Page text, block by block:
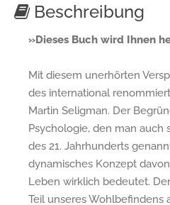
Beschreibung
»Dieses Buch wird Ihnen
Mit diesem unerhörten
des international
Martin Seligman. Der
Psychologie, den man auch
des 21. Jahrhunderts
dynamisches Konzept
Leben wirklich bedeutet.
Teil unseres Wohlbefindens